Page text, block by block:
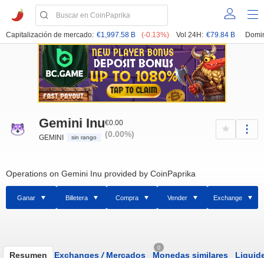
Capitalización de mercado: €1,997.58 B (-0.13%) Vol 24H: €79.84 B
Gemini Inu
GEMINI sin rango
€0.00
(0.00%)
Operations on Gemini Inu provided by CoinPaprika
Ganar Billetera Compra Vender Exchange
Resumen Exchanges /Mercados
0
Monedas similares